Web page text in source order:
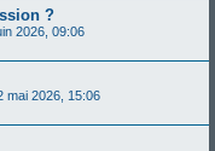
?
2026, 09:06
mai 2026, 15:06